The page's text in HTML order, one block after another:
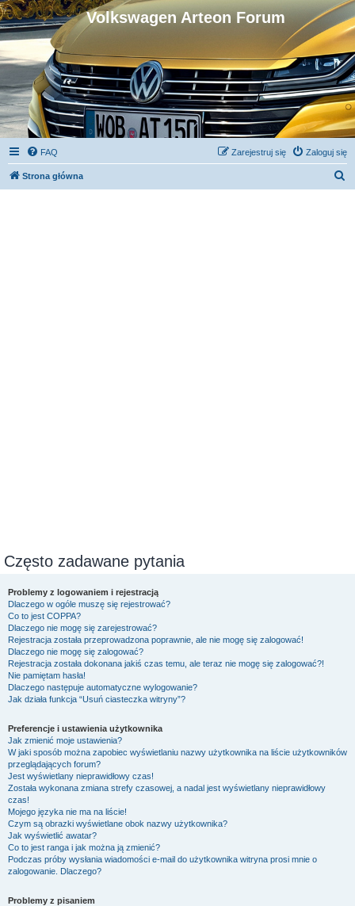
Volkswagen Arteon Forum
FAQ Zaloguj się
Zarejestruj się
Strona główna
Często zadawane pytania
Problemy z logowaniem i rejestracją
Dlaczego w ogóle muszę się rejestrować?
Co to jest COPPA?
Dlaczego nie mogę się zarejestrować?
Rejestracja została przeprowadzona poprawnie, ale nie mogę się zalogować!
Dlaczego nie mogę się zalogować?
Rejestracja została dokonana jakiś czas temu, ale teraz nie mogę się zalogować?!
Nie pamiętam hasła!
Dlaczego następuje automatyczne wylogowanie?
Jak działa funkcja “Usuń ciasteczka witryny”?
Preferencje i ustawienia użytkownika
Jak zmienić moje ustawienia?
W jaki sposób można zapobiec wyświetlaniu nazwy użytkownika na liście użytkowników
przeglądających forum?
Jest wyświetlany nieprawidłowy czas!
Została wykonana zmiana strefy czasowej, a nadal jest wyświetlany nieprawidłowy
czas!
Mojego języka nie ma na liście!
Czym są obrazki wyświetlane obok nazwy użytkownika?
Jak wyświetlić awatar?
Co to jest ranga i jak można ją zmienić?
Podczas próby wysłania wiadomości e-mail do użytkownika witryna prosi mnie o
zalogowanie. Dlaczego?
Problemy z pisaniem